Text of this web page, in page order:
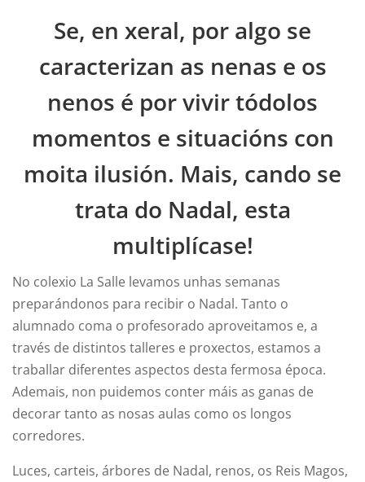
Se, en xeral, por algo se
caracterizan as nenas e os
nenos é por vivir tódolos
momentos e situacións con
moita ilusión. Mais, cando se
trata do Nadal, esta
multiplícase!
No colexio La Salle levamos unhas semanas
preparándonos para recibir o Nadal. Tanto o
alumnado coma o profesorado aproveitamos e, a
través de distintos talleres e proxectos, estamos a
traballar diferentes aspectos desta fermosa época.
Ademais, non puidemos conter máis as ganas de
decorar tanto as nosas aulas como os longos
corredores.
Luces, carteis, árbores de Nadal, renos, os Reis Magos,